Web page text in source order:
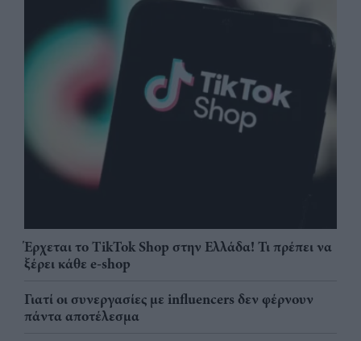
Έρχεται το TikTok Shop στην Ελλάδα! Τι πρέπει να
ξέρει κάθε e-shop
Γιατί οι συνεργασίες με influencers δεν φέρνουν
πάντα αποτέλεσμα